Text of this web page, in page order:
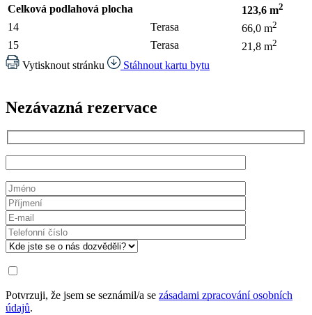
Celková podlahová plocha 123,6 m2
14 Terasa 66,0 m2
15 Terasa 21,8 m2
Vytisknout stránku Stáhnout kartu bytu
Nezávazná rezervace
Potvrzuji, že jsem se seznámil/a se zásadami zpracování osobních
údajů.